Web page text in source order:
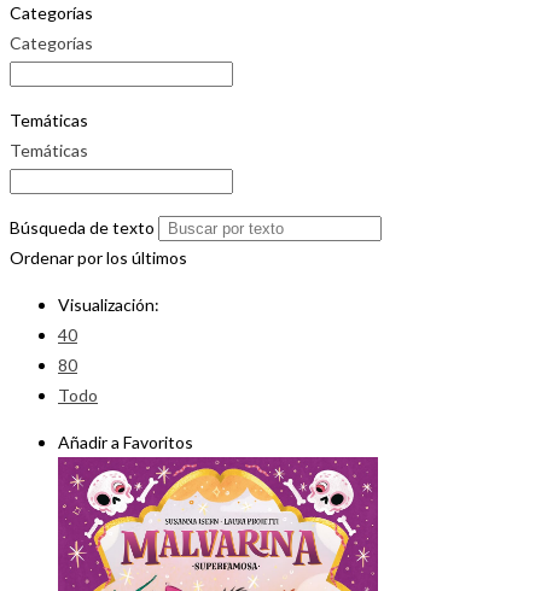
Categorías
Categorías
Temáticas
Temáticas
Búsqueda de texto
Ordenar por los últimos
Visualización:
40
80
Todo
Añadir a Favoritos